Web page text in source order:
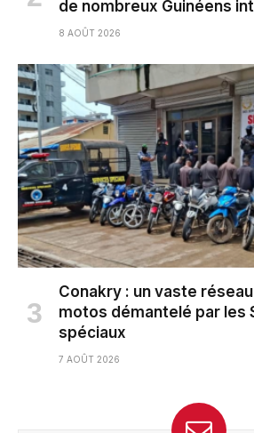
de nombreux Guinéens
8 AOÛT 2026
Conakry : un vaste
motos démantelé par les
spéciaux
7 AOÛT 2026